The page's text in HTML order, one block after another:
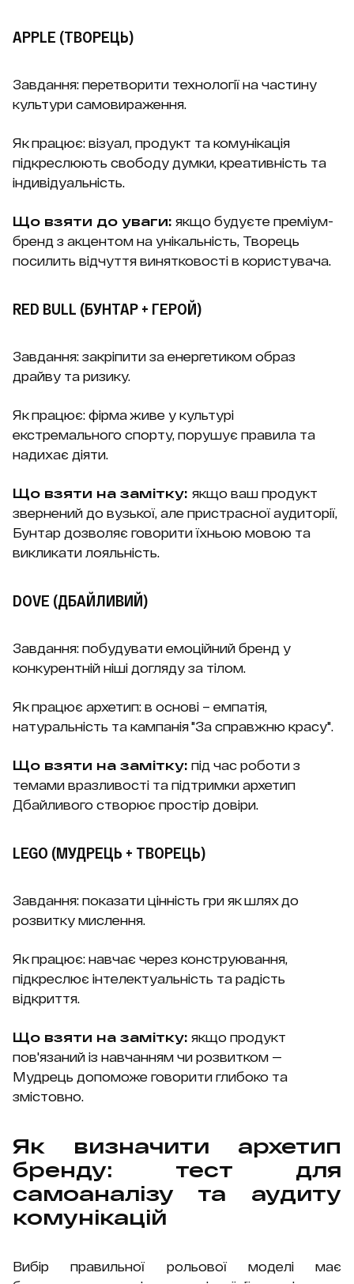
APPLE (ТВОРЕЦЬ)
Завдання: перетворити технології на частину
культури самовираження.
Як працює: візуал, продукт та комунікація
підкреслюють свободу думки, креативність та
індивідуальність.
Що взяти до уваги: якщо будуєте преміум-
бренд з акцентом на унікальність, Творець
посилить відчуття винятковості в користувача.
RED BULL (БУНТАР + ГЕРОЙ)
Завдання: закріпити за енергетиком образ
драйву та ризику.
Як працює: фірма живе у культурі
екстремального спорту, порушує правила та
надихає діяти.
Що взяти на замітку: якщо ваш продукт
звернений до вузької, але пристрасної аудиторії,
Бунтар дозволяє говорити їхньою мовою та
викликати лояльність.
DOVE (ДБАЙЛИВИЙ)
Завдання: побудувати емоційний бренд у
конкурентній ніші догляду за тілом.
Як працює архетип: в основі – емпатія,
натуральність та кампанія "За справжню красу".
Що взяти на замітку: під час роботи з
темами вразливості та підтримки архетип
Дбайливого створює простір довіри.
LEGO (МУДРЕЦЬ + ТВОРЕЦЬ)
Завдання: показати цінність гри як шлях до
розвитку мислення.
Як працює: навчає через конструювання,
підкреслює інтелектуальність та радість
відкриття.
Що взяти на замітку: якщо продукт
пов'язаний із навчанням чи розвитком —
Мудрець допоможе говорити глибоко та
змістовно.
Як визначити архетип
бренду: тест для
самоаналізу та аудиту
комунікацій
Вибір правильної рольової моделі має